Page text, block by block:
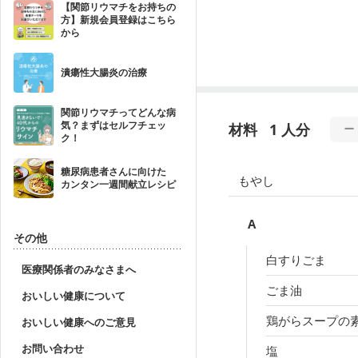
【関節リウマチをお持ちの
方】新規会員登録はこちら
から
潰瘍性大腸炎の治療
関節リウマチってどんな病
気？まずはセルフチェッ
ク！
糖尿病患者さんに向けた
カンタン一週間献立レシピ
その他
医療関係者のみなさまへ
おいしい健康について
おいしい健康へのご意見
お問い合わせ
材料 1 人分
もやし
A
白すりごま
ごま油
鶏がらスープの
塩